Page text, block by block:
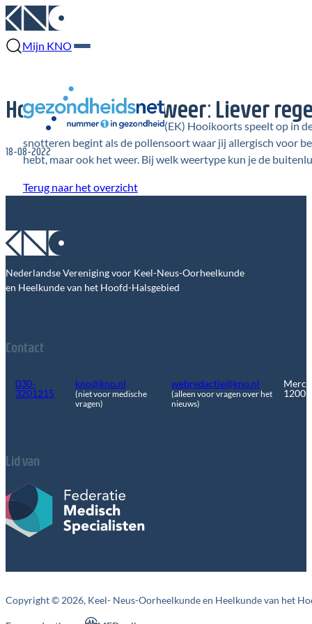
Mijn KNO
Hooikoorts en het weer: Liever
18-08-2022
(EK) Hooikoorts speelt op in
snotteren begint als de pollensoort waar jij allergisch voor
hebt, maar ook het weer. Bij welk weertype kun je de
Terug naar het overzicht
Nederlandse Vereniging voor Keel-Neus-Oorheelkunde
en Heelkunde van het Hoofd-Halsgebied
Contact
030-
3201215
kno@kno.nl
(niet voor medische
vragen)
webredactie@kno.nl
(alleen voor vragen over het
nieuws)
1200
Lid van
Copyright © 2026, Keel- Neus-Oorheelkunde en Heelkunde van het